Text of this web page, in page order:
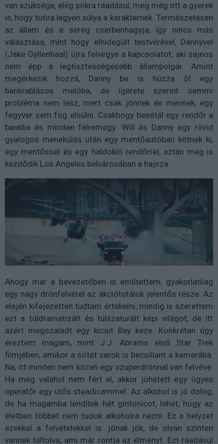
van szüksége, elég sokra ráadásul, meg még ott a gyerek
is, hogy tutira legyen súlya a karakternek. Természetesen
az állam és a sereg cserbenhagyja, így nincs más
választása, mint hogy elhidegült testvérével, Dannyvel
(Jake Gyllenhaal) újra felvegye a kapcsolatot, aki sajnos
nem épp a legtisztességesebb állampolgár. Amint
megérkezik hozzá, Danny be is húzza őt egy
bankrablásos melóba, de ígérete szerint semmi
probléma nem lesz, mert csak jönnek és mennek, egy
fegyver sem fog elsülni. Csakhogy besétál egy rendőr a
bankba és minden félremegy. Will és Danny egy rövid
gyalogos menekülés után egy mentőautóban kötnek ki,
egy mentőssel és egy haldokló rendőrrel, aztán meg is
kezdődik Los Angeles belvárosában a hajsza.
Ahogy már a bevezetőben is említettem, gyakorlatilag
egy nagy drónfelvétel az akciótotálok jelentős része. Az
elején kifejezetten tudtam értékelni, mindig is szerettem
ezt a túldramatizált és túlszaturált képi világot, de itt
azért megszaladt egy kicsit Bay keze. Konkrétan úgy
éreztem magam, mint J.J. Abrams első Star Trek
filmjében, amikor a sötét sarok is becsillant a kamerába.
Na, itt minden nem közeli egy szuperdrónnal van felvéve.
Ha meg valahol nem fért el, akkor jöhetett egy ügyes
operatőr egy ütős steadicammel. Az alkohol is jó dolog,
de ha magamba lendítek hét gintonicot, lehet, hogy az
életben többet nem tudok alkoholra nézni. Ez a helyzet
ezekkel a felvételekkel is: jónak jók, de olyan szinten
vannak túltolva, ami már rontja az élményt. Ezt ráadásul